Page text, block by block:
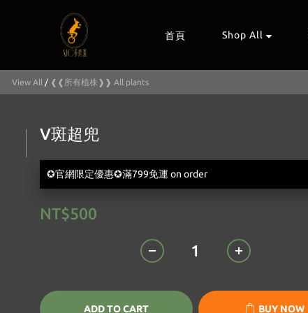
首頁 Shop All
View All / ❰❰所有植株❱❱ All plants
V斑超兜
✪官網限定優惠✪滿799免運 on order
NT$500
ADD TO CART BUY NOW